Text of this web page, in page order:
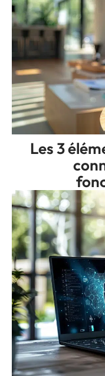
Les 3